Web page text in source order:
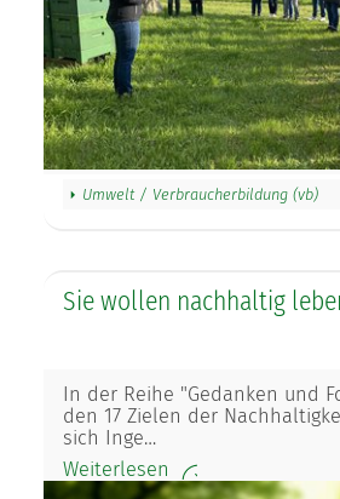
Umwelt / Verbraucherbildung (vb)
Sie wollen nachhaltig
In der Reihe "Gedanken und
den 17 Zielen der
sich Inge…
Weiterlesen